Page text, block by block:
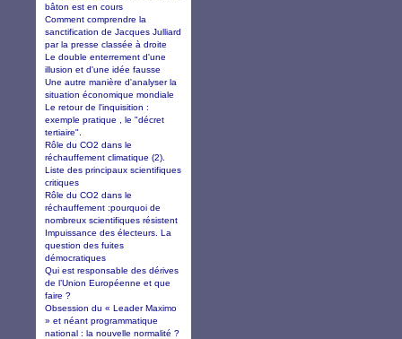
bâton est en cours
Comment comprendre la
sanctification de Jacques Julliard
par la presse classée à droite
Le double enterrement d'une
illusion et d'une idée fausse
Une autre manière d'analyser la
situation économique mondiale
Le retour de l'inquisition :
exemple pratique , le "décret
tertiaire".
Rôle du CO2 dans le
réchauffement climatique (2).
Liste des principaux scientifiques
critiques
Rôle du CO2 dans le
réchauffement :pourquoi de
nombreux scientifiques résistent
Impuissance des électeurs. La
question des fuites
démocratiques
Qui est responsable des dérives
de l’Union Européenne et que
faire ?
Obsession du « Leader Maximo
» et néant programmatique
national : la nouvelle normalité ?